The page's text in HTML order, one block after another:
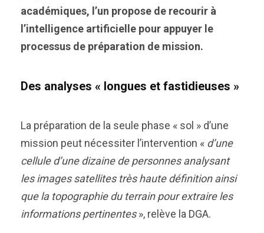
académiques, l’un propose de recourir à
l’intelligence artificielle pour appuyer le
processus de préparation de mission.
Des analyses « longues et fastidieuses »
La préparation de la seule phase « sol » d’une
mission peut nécessiter l’intervention « d’une
cellule d’une dizaine de personnes analysant
les images satellites très haute définition ainsi
que la topographie du terrain pour extraire les
informations pertinentes», relève la DGA.